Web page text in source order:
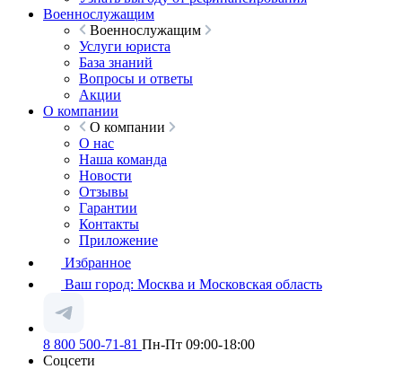
Военнослужащим
Военнослужащим
Услуги юриста
База знаний
Вопросы и ответы
Акции
О компании
О компании
О нас
Наша команда
Новости
Отзывы
Гарантии
Контакты
Приложение
Избранное
Ваш город: Москва и Московская область
8 800 500-71-81 Пн-Пт 09:00-18:00
Соцсети